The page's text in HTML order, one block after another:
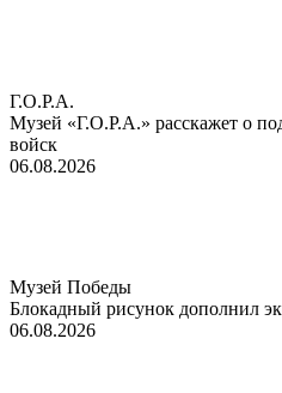
Г.О.Р.А.
Музей «Г.О.Р.А.» расскажет о
войск
06.08.2026
Музей Победы
Блокадный рисунок дополнил
06.08.2026